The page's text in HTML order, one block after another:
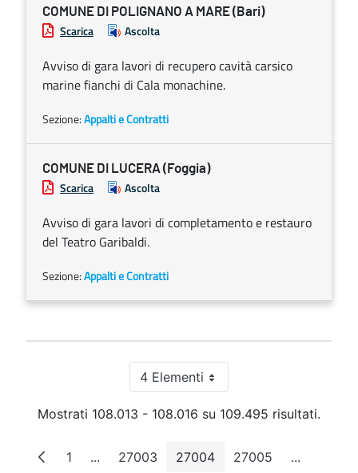
COMUNE DI POLIGNANO A MARE (Bari)
Scarica Ascolta
Avviso di gara lavori di recupero cavità carsico
marine fianchi di Cala monachine.
Sezione:Appalti e Contratti
COMUNE DI LUCERA (Foggia)
Scarica Ascolta
Avviso di gara lavori di completamento e restauro
del Teatro Garibaldi.
Sezione:Appalti e Contratti
4 ElementiPer pagina
Mostrati 108.013 - 108.016 su 109.495 risultati.
Pagina
1 ...Pagine intermedie
Pagina
27003 Pagina
27004 Pagina
27005 ...Pagine